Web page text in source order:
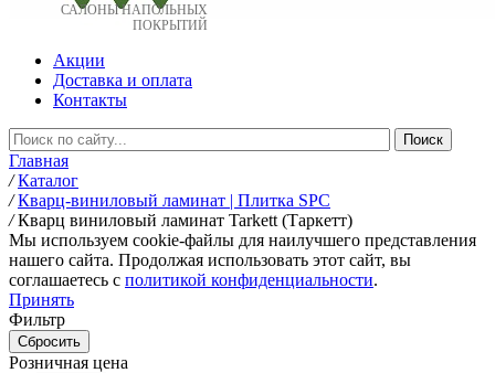
САЛОНЫ НАПОЛЬНЫХ
ПОКРЫТИЙ
Акции
Доставка и оплата
Контакты
Главная
/ Каталог
/ Кварц-виниловый ламинат | Плитка SPC
/ Кварц виниловый ламинат Tarkett (Таркетт)
Мы используем cookie-файлы для наилучшего представления
нашего сайта. Продолжая использовать этот сайт, вы
соглашаетесь c политикой конфиденциальности.
Принять
Фильтр
Розничная цена